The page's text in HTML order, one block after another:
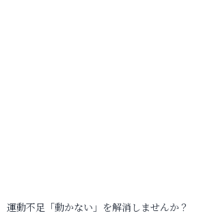
運動不足「動かない」を解消しませんか？